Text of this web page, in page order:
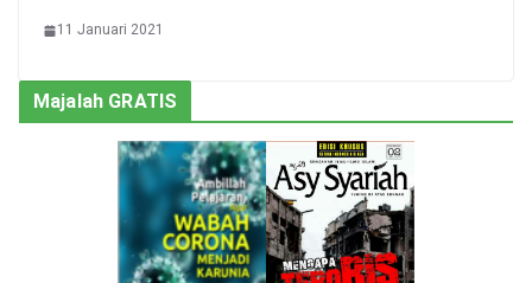
11 Januari 2021
Majalah GRATIS